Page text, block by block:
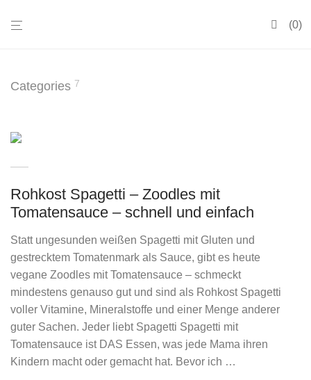
0
Categories 7
Rohkost Spagetti – Zoodles mit
Tomatensauce – schnell und einfach
Statt ungesunden weißen Spagetti mit Gluten und
gestrecktem Tomatenmark als Sauce, gibt es heute
vegane Zoodles mit Tomatensauce – schmeckt
mindestens genauso gut und sind als Rohkost Spagetti
voller Vitamine, Mineralstoffe und einer Menge anderer
guter Sachen. Jeder liebt Spagetti Spagetti mit
Tomatensauce ist DAS Essen, was jede Mama ihren
Kindern macht oder gemacht hat. Bevor ich …